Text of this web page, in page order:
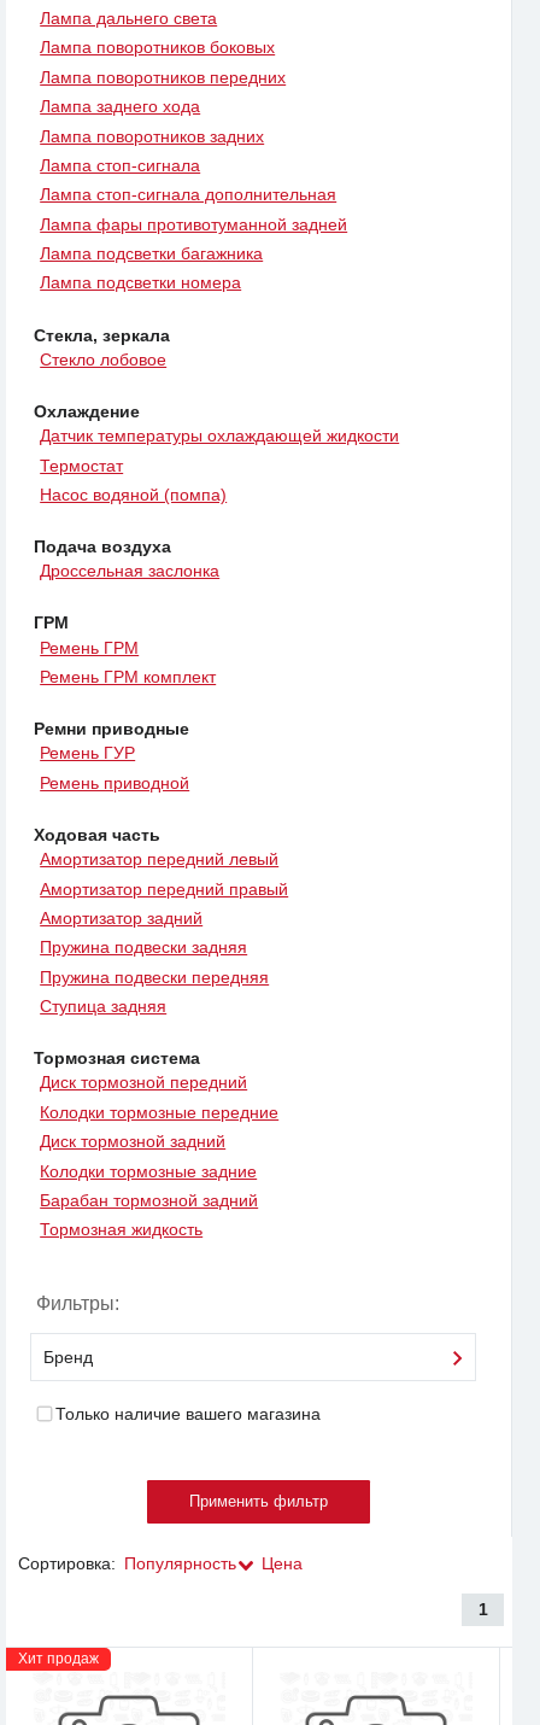
Лампа дальнего света
Лампа поворотников боковых
Лампа поворотников передних
Лампа заднего хода
Лампа поворотников задних
Лампа стоп-сигнала
Лампа стоп-сигнала дополнительная
Лампа фары противотуманной задней
Лампа подсветки багажника
Лампа подсветки номера
Стекла, зеркала
Стекло лобовое
Охлаждение
Датчик температуры охлаждающей жидкости
Термостат
Насос водяной (помпа)
Подача воздуха
Дроссельная заслонка
ГРМ
Ремень ГРМ
Ремень ГРМ комплект
Ремни приводные
Ремень ГУР
Ремень приводной
Ходовая часть
Амортизатор передний левый
Амортизатор передний правый
Амортизатор задний
Пружина подвески задняя
Пружина подвески передняя
Ступица задняя
Тормозная система
Диск тормозной передний
Колодки тормозные передние
Диск тормозной задний
Колодки тормозные задние
Барабан тормозной задний
Тормозная жидкость
Фильтры:
Бренд
Только наличие вашего магазина
Сортировка: Популярность Цена
1
Хит продаж